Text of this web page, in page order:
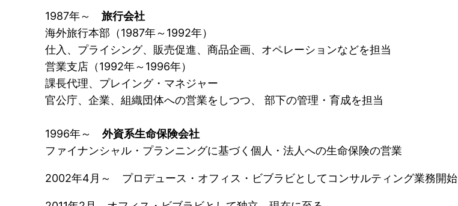
1987年～旅行会社
海外旅行本部（1987年～1992年）
仕入、プライシング、販売促進、商品企画、オペレーションなどを担当
営業支店（1992年～1996年）
課長代理、プレイング・マネジャー
官公庁、企業、組織団体への営業をしつつ、 部下の管理・育成を担当
1996年～外資系生命保険会社
ファイナンシャル・プランニングに基づく個人・法人への生命保険の営業
2002年4月～ プロデュース・オフィス・ビブラビとしてコンサルティング業務開始